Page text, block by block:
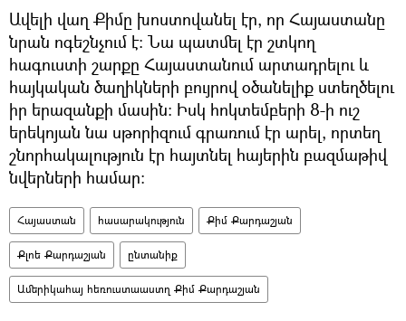
Ավելի վաղ Քիմը խոստովանել էր, որ Հայաստանը
նրան ոգեշնչում է։ Նա պատմել էր շտկող
հագուստի շարքը Հայաստանում արտադրելու և
հայկական ծաղիկների բույրով օծանելիք ստեղծելու
իր երազանքի մասին։ Իսկ հոկտեմբերի 8-ի ուշ
երեկոյան նա սթորիզում գրառում էր արել, որտեղ
շնորհակալություն էր հայտնել հայերին բազմաթիվ
նվերների համար։
Հայաստան հասարակություն Քիմ Քարդաշյան
Քլոե Քարդաշյան ընտանիք
Ամերիկահայ հեռուստաաստղ Քիմ Քարդաշյան